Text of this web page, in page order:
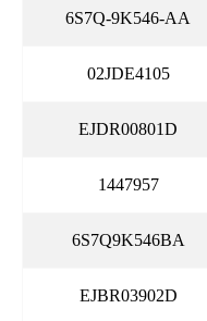
6S7Q-9K546-AA
02JDE4105
EJDR00801D
1447957
6S7Q9K546BA
EJBR03902D